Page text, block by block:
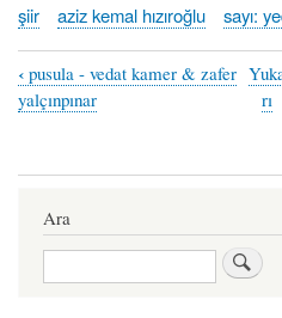
şiir aziz kemal hızıroğlu sayı:
Book
sen
‹ pusula - vedat kamer & zafer
yalçınpınar
rı
Ara
Ara